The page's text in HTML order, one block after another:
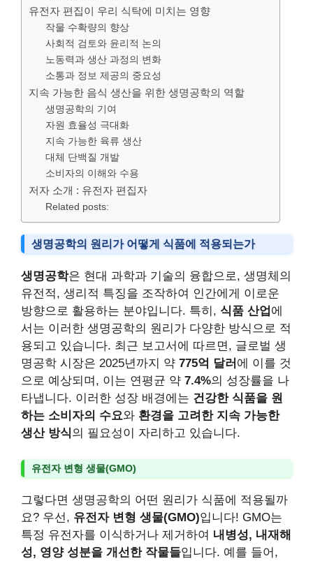
유전자 편집이 우리 식탁에 미치는 영향
작물 수확량의 향상
사회적 검토와 윤리적 논의
노동력과 생산 과정의 변화
소통과 정보 제공의 중요성
지속 가능한 음식 생산을 위한 생명공학의 역할
생명공학의 기여
자원 효율성 극대화
지속 가능한 육류 생산
대체 단백질 개발
소비자의 이해와 수용
저자 소개 : 유전자 편집자
Related posts:
생명공학의 원리가 어떻게 식품에 적용되는가
생명공학은 현대 과학과 기술의 융합으로, 생명체의
유전적, 생리적 특징을 조작하여 인간에게 이로운
방향으로 활용하는 분야입니다. 특히, 식품 산업 에
서는 이러한 생명공학의 원리가 다양한 방식으로 적
용되고 있습니다. 최근 보고서에 따르면, 글로벌 생
명공학 시장은 2025년까지 약 775억 달러 에 이를 것
으로 예상되며, 이는 연평균 약 7.4%의 성장률을 나
타냅니다. 이러한 성장 배경에는 건강한 식품을 원
하는 소비자의 수요와 환경을 고려한 지속 가능한
생산 방식의 필요성이 자리하고 있습니다.
유전자 변형 생물(GMO)
그렇다면 생명공학의 어떤 원리가 식품에 적용될까
요? 우선, 유전자 변형 생물(GMO)입니다! GMO는
특정 유전자를 이식하거나 제거하여 내병성, 내재해
성, 영양 성분을 개선한 작물들입니다. 예를 들어,